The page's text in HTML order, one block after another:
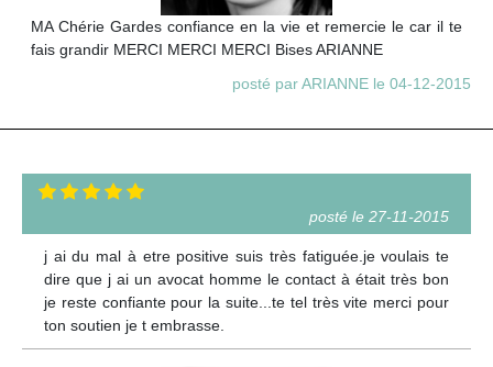
MA Chérie Gardes confiance en la vie et remercie le car il te
fais grandir MERCI MERCI MERCI Bises ARIANNE
posté par ARIANNE le 04-12-2015
posté le 27-11-2015
j ai du mal à etre positive suis très fatiguée.je voulais te
dire que j ai un avocat homme le contact à était très bon
je reste confiante pour la suite...te tel très vite merci pour
ton soutien je t embrasse.